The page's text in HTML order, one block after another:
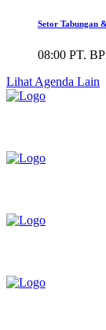
Setor Tabungan
08:00 PT.
Lihat Agenda Lain